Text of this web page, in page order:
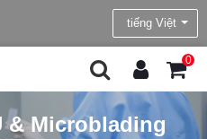
tiếng Việt
0
& Microblading